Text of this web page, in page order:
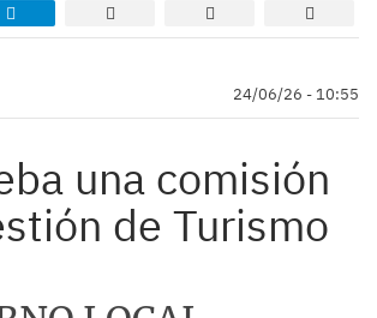
24/06/26 - 10:55
una comisión
de Turismo